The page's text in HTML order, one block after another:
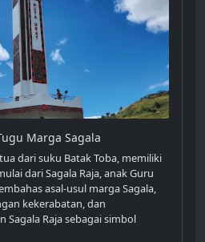
Marga Sagala
dari suku Batak Toba, memiliki
dari Sagala Raja, anak Guru
asal-usul marga Sagala,
kekerabatan, dan
Raja sebagai simbol